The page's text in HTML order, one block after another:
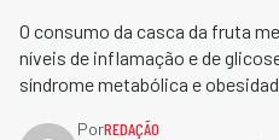
O consumo da casca da fruta
níveis de inflamação e de
síndrome metabólica e
PorREDAÇÃO